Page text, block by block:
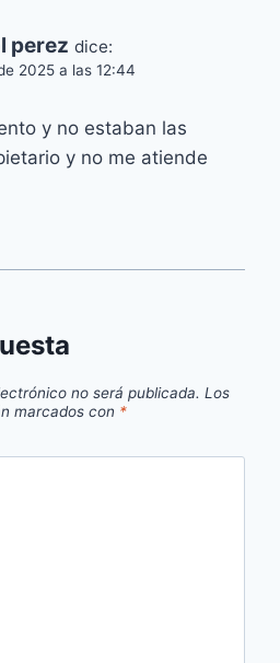
perez dice:
2025 a las 12:44
y no estaban las
y no me atiende
no será publicada. Los
marcados con *